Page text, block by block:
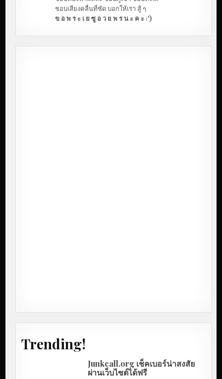
ชอบเสียงคลื่นที่ซัด บอกให้เรา สู้ ๆ
ข อ พ ร ะ เ ย ซู อ ว ย พ ร น ะ ค ะ :')
Trending!
Junkcall.org เช็คเบอร์น่าสงสัย
ผ่านเว็บไซต์ได้ฟรี